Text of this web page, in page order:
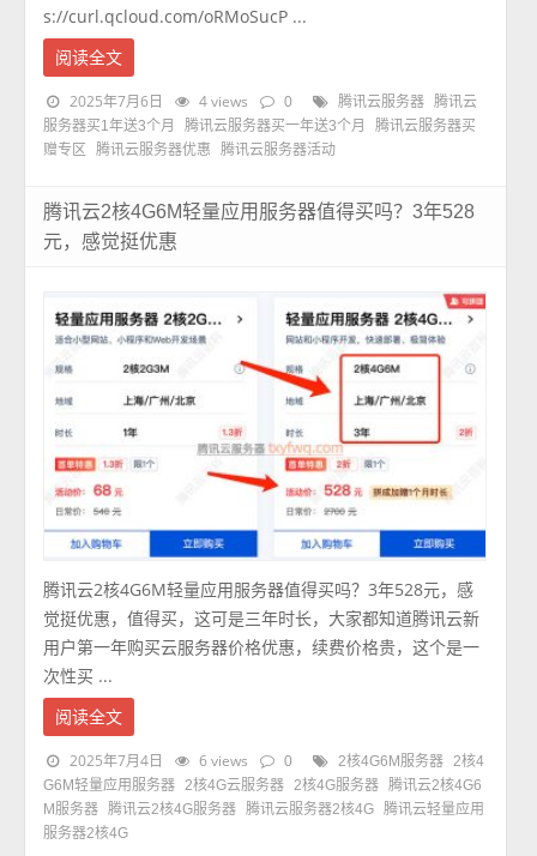
s://curl.qcloud.com/oRMoSucP ...
阅读全文
2025年7月6日 4 views 0 腾讯云服务器
腾讯云
服务器买1年送3个月
腾讯云服务器买一年送3个月
腾讯云服务器买
赠专区
腾讯云服务器优惠 腾讯云服务器活动
腾讯云2核4G6M轻量应用服务器值得买吗？3年528
元，感觉挺优惠
腾讯云2核4G6M轻量应用服务器值得买吗？3年528元，感
觉挺优惠，值得买，这可是三年时长，大家都知道腾讯云新
用户第一年购买云服务器价格优惠，续费价格贵，这个是一
次性买 ...
阅读全文
2025年7月4日 6 views 0 2核4G6M服务器
2核4
G6M轻量应用服务器
2核4G云服务器 2核4G服务器 腾讯云2核4G6
M服务器 腾讯云2核4G服务器 腾讯云服务器2核4G 腾讯云轻量应用
服务器2核4G